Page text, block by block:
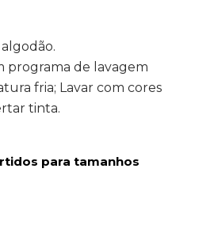
programa de lavagem
fria; Lavar com cores
tinta.
para tamanhos